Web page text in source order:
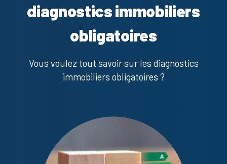
diagnostics immobiliers
obligatoires
Vous voulez tout savoir sur les diagnostics
immobiliers obligatoires ?